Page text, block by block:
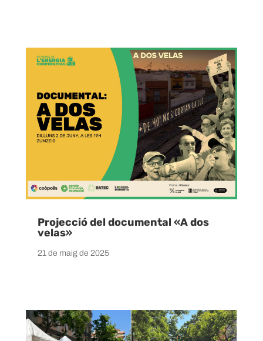
Projecció del documental «A dos
velas»
21 de maig de 2025